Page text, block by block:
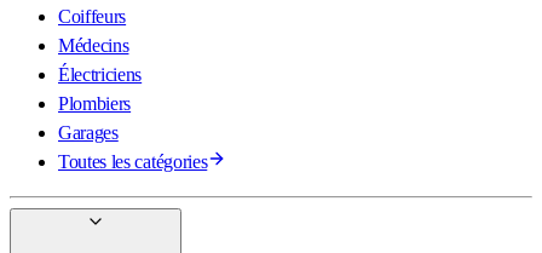
Coiffeurs
Médecins
Électriciens
Plombiers
Garages
Toutes les catégories